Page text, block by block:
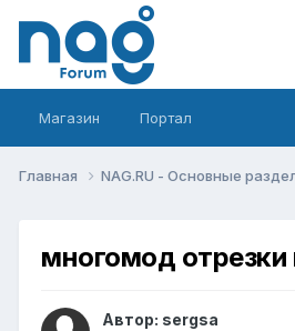
Магазин Портал
Главная NAG.RU - Основные
многомод
Автор: sergsa